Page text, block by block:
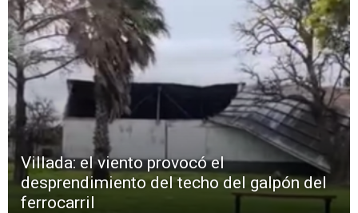
Villada: el viento provocó el
desprendimiento del techo del galpón del
ferrocarril